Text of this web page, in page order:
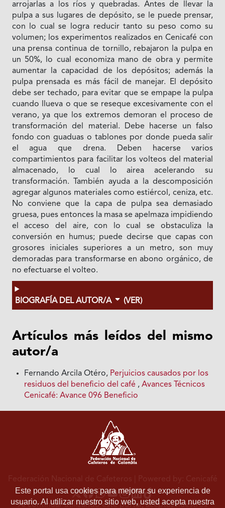
arrojarlas a los ríos y quebradas. Antes de llevar la
pulpa a sus lugares de depósito, se le puede prensar,
con lo cual se logra reducir tanto su peso como su
volumen; los experimentos realizados en Cenicafé con
una prensa continua de tornillo, rebajaron la pulpa en
un 50%, lo cual economiza mano de obra y permite
aumentar la capacidad de los depósitos; además la
pulpa prensada es más fácil de manejar. El depósito
debe ser techado, para evitar que se empape la pulpa
cuando llueva o que se reseque excesivamente con el
verano, ya que los extremos demoran el proceso de
transformación del material. Debe hacerse un falso
fondo con guaduas o tablones por donde pueda salir
el agua que drena. Deben hacerse varios
compartimientos para facilitar los volteos del material
almacenado, lo cual lo airea acelerando su
transformación. También ayuda a la descomposición
agregar algunos materiales como estiércol, ceniza, etc.
No conviene que la capa de pulpa sea demasiado
gruesa, pues entonces la masa se apelmaza impidiendo
el acceso del aire, con lo cual se obstaculiza la
conversión en humus; puede decirse que capas con
grosores iniciales superiores a un metro, son muy
demoradas para transformarse en abono orgánico, de
no efectuarse el volteo.
BIOGRAFÍA DEL AUTOR/A (VER)
Artículos más leídos del mismo
autor/a
Fernando Arcila Otéro, Perjuicios causados por los
residuos del beneficio del café ,Avances Técnicos
Cenicafé: Avance 096 Beneficio
Este portal usa cookies para mejorar su experiencia de
usuario. Al utilizar nuestro sitio web, usted acepta nuestra
Federación Nacional de Cafeteros | Powered by: Cenicafé
Al continuar utilizando este portal, aceptas nuestros